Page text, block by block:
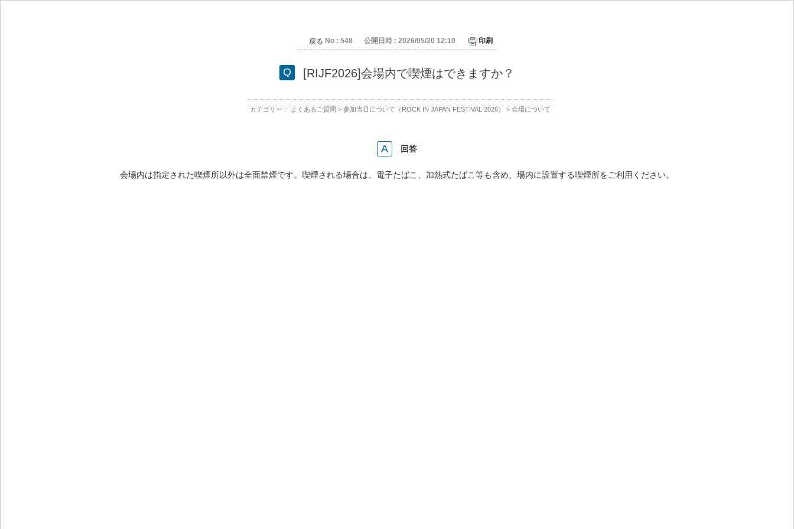
戻る No : 548 公開日時 : 2026/05/20 12:10 印刷
[RIJF2026]会場内で喫煙はできますか？
カテゴリー : よくあるご質問 > 参加当日について（ROCK IN JAPAN FESTIVAL 2026） > 会場について
回答
会場内は指定された喫煙所以外は全面禁煙です。喫煙される場合は、電子たばこ、加熱式たばこ等も含め、場内に設置する喫煙所をご利用ください。